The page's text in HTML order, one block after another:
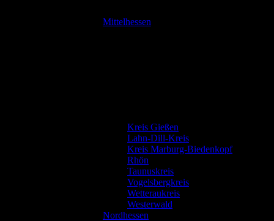
Mittelhessen
Kreis Gießen
Lahn-Dill-Kreis
Kreis Marburg-Biedenkopf
Rhön
Taunuskreis
Vogelsbergkreis
Wetteraukreis
Westerwald
Nordhessen